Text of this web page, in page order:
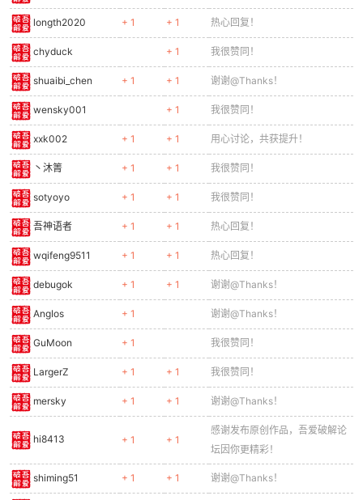
longth2020 + 1 + 1 热心回复！
chyduck + 1 我很赞同！
shuaibi_chen + 1 + 1 谢谢@Thanks！
wensky001 + 1 我很赞同！
xxk002 + 1 + 1 用心讨论，共获提升！
丶沐箐 + 1 + 1 我很赞同！
sotyoyo + 1 + 1 我很赞同！
吾神语者 + 1 + 1 热心回复！
wqifeng9511 + 1 + 1 热心回复！
debugok + 1 + 1 谢谢@Thanks！
AngIos + 1 谢谢@Thanks！
GuMoon + 1 我很赞同！
LargerZ + 1 + 1 我很赞同！
mersky + 1 + 1 谢谢@Thanks！
hi8413 + 1 + 1
感谢发布原创作品，吾爱破解论
坛因你更精彩！
shiming51 + 1 + 1 谢谢@Thanks！